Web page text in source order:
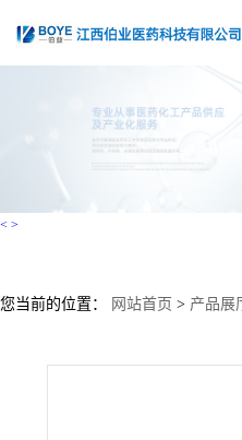
< >
您当前的位置： 网站首页 > 产品展